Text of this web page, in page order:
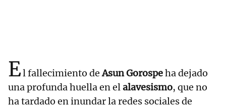
El fallecimiento deAsun Gorospeha dejado
una profunda huella en elalavesismo, que no
ha tardado en inundar la redes sociales de